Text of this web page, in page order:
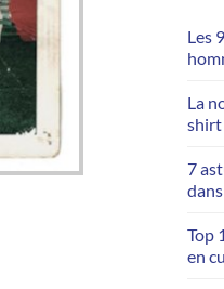
Les
La
shirt
7
Top
en